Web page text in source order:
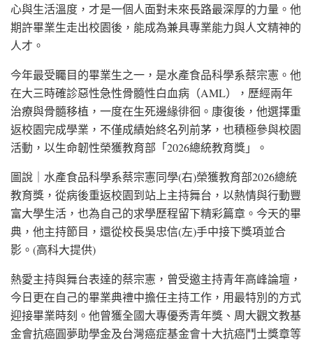
心與生活溫度，才是一個人面對未來長路最深厚的力量。他
期許畢業生走出校園後，能成為兼具專業能力與人文精神的
人才。
今年最受矚目的畢業生之一，是水產食品科學系蔡宗憲。他
在大三時確診惡性急性骨髓性白血病（AML），歷經兩年
治療與骨髓移植，一度在生死邊緣徘徊。康復後，他選擇重
返校園完成學業，不僅成績始終名列前茅，也積極參與校園
活動，以生命韌性榮獲教育部「2026總統教育獎」。
圖說｜水產食品科學系蔡宗憲同學(右)榮獲教育部2026總統
教育獎，從病後重返校園到站上主持舞台，以熱情與行動豐
富大學生活，也為自己的求學歷程留下精彩篇章。今天的畢
典，他主持節目，還從校長吳忠信(左)手中接下獎項並合
影。(高科大提供)
熱愛主持與舞台表達的蔡宗憲，曾受邀主持青年高峰論壇，
今日更在自己的畢業典禮中擔任主持工作，用最特別的方式
迎接畢業時刻。他曾獲全國大專優秀青年獎、周大觀文教基
金會抗癌圓夢助學金及台灣癌症基金會十大抗癌鬥士獎章等